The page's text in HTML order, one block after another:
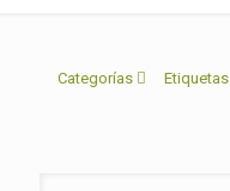
Categorías Etiquetas